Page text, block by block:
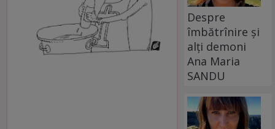
Despre
îmbătrînire și
alți demoni
Ana Maria
SANDU